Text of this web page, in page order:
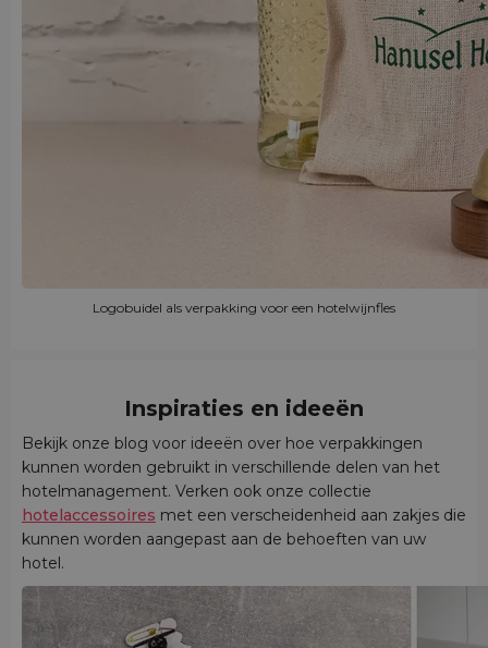
Logobuidel als verpakking voor een hotelwijnfles
Inspiraties en ideeën
Bekijk onze blog voor ideeën over hoe verpakkingen
kunnen worden gebruikt in verschillende delen van het
hotelmanagement. Verken ook onze collectie
hotelaccessoires met een verscheidenheid aan zakjes die
kunnen worden aangepast aan de behoeften van uw
hotel.